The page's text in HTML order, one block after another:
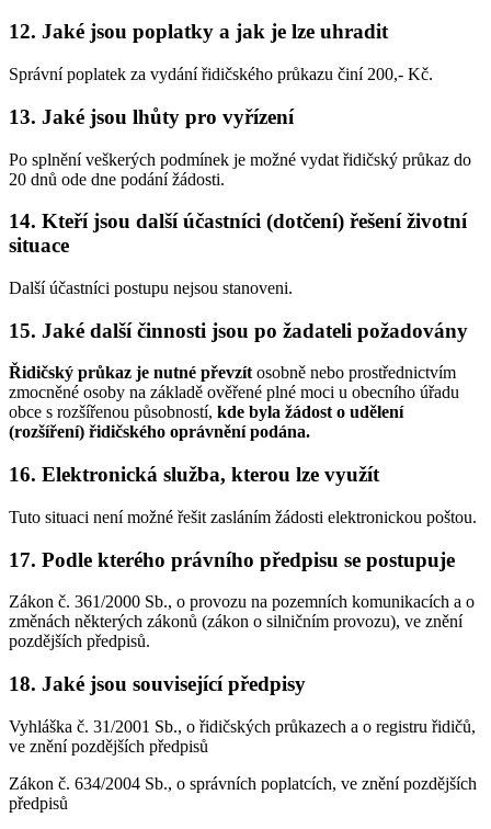
12. Jaké jsou poplatky a jak je lze uhradit
Správní poplatek za vydání řidičského průkazu činí 200,- Kč.
13. Jaké jsou lhůty pro vyřízení
Po splnění veškerých podmínek je možné vydat řidičský průkaz do
20 dnů ode dne podání žádosti.
14. Kteří jsou další účastníci (dotčení) řešení životní
situace
Další účastníci postupu nejsou stanoveni.
15. Jaké další činnosti jsou po žadateli požadovány
Řidičský průkaz je nutné převzítosobně nebo prostřednictvím
zmocněné osoby na základě ověřené plné moci u obecního úřadu
obce s rozšířenou působností, kde byla žádost o udělení
(rozšíření) řidičského oprávnění podána.
16. Elektronická služba, kterou lze využít
Tuto situaci není možné řešit zasláním žádosti elektronickou poštou.
17. Podle kterého právního předpisu se postupuje
Zákon č. 361/2000 Sb., o provozu na pozemních komunikacích a o
změnách některých zákonů (zákon o silničním provozu), ve znění
pozdějších předpisů.
18. Jaké jsou související předpisy
Vyhláška č. 31/2001 Sb., o řidičských průkazech a o registru řidičů,
ve znění pozdějších předpisů
Zákon č. 634/2004 Sb., o správních poplatcích, ve znění pozdějších
předpisů